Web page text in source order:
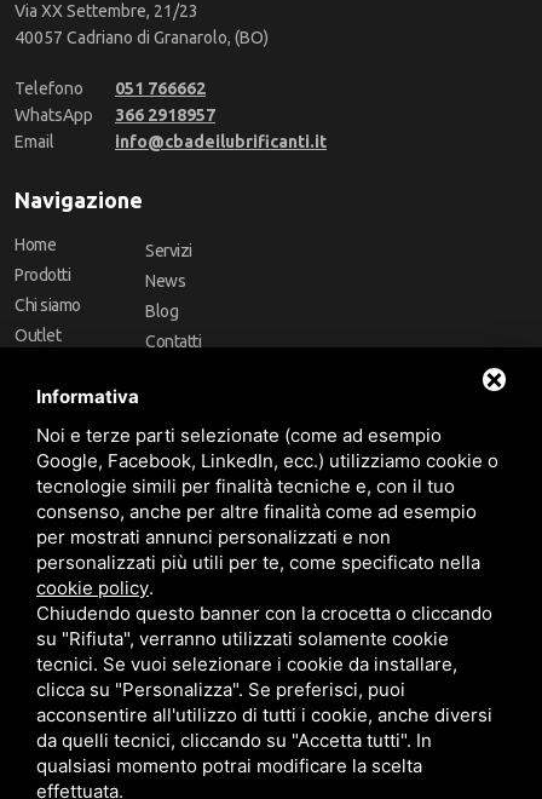
Via XX Settembre, 21/23
40057 Cadriano di Granarolo, (BO)
Telefono
051 766662
WhatsApp
366 2918957
Email
info@cbadeilubrificanti.it
Navigazione
Home
Prodotti
Chi siamo
Outlet
Marchi
Servizi
News
Blog
Contatti
Follow Us
Area riservata
CBA dei Lubrificanti Spa - P. IVA 00624811204 - Codice fiscale 03472740376
R.E.A. n° 293659 - REG. IMPRESE BO Capitale Sociale €. 120.000 int. versati -
Sitemap Questo sito è protetto da Google reCAPTCHA v3,
Informativa
Noi e terze parti selezionate (come ad esempio
Google, Facebook, LinkedIn, ecc.) utilizziamo cookie o
tecnologie simili per finalità tecniche e, con il tuo
consenso, anche per altre finalità come ad esempio
per mostrati annunci personalizzati e non
personalizzati più utili per te, come specificato nella
cookie policy.
Chiudendo questo banner con la crocetta o cliccando
su "Rifiuta", verranno utilizzati solamente cookie
tecnici. Se vuoi selezionare i cookie da installare,
clicca su "Personalizza". Se preferisci, puoi
acconsentire all'utilizzo di tutti i cookie, anche diversi
da quelli tecnici, cliccando su "Accetta tutti". In
qualsiasi momento potrai modificare la scelta
effettuata.